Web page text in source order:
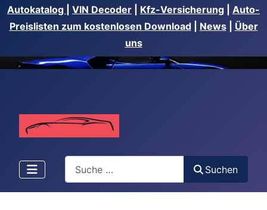
Autokatalog VIN Decoder Kfz-Versicherung
Auto-
Preislisten zum kostenlosen Download| News| Über
uns
Suchen